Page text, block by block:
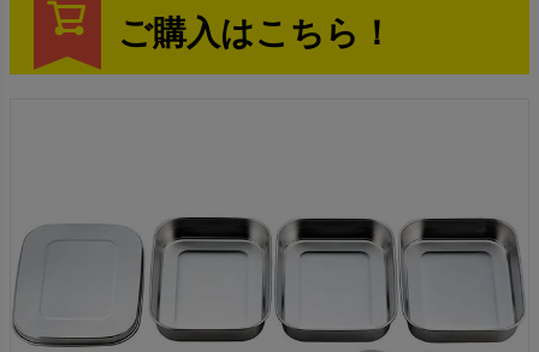
ご購入はこちら！